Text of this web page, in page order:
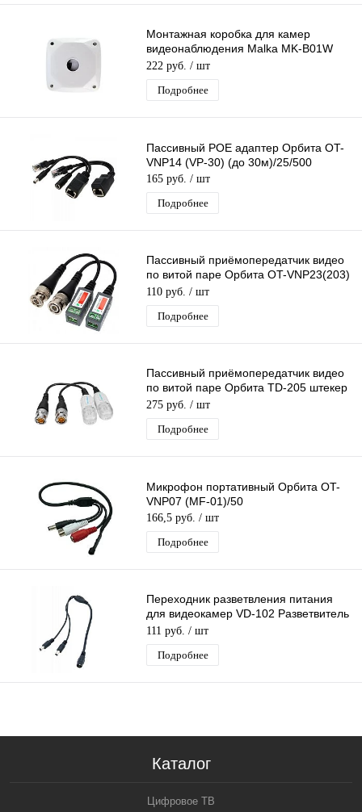
Монтажная коробка для камер
видеонаблюдения Malka MK-B01W
распределительная для монтажа
видеокамер
222 руб. / шт
Подробнее
Пассивный POE адаптер Орбита OT-
VNP14 (VP-30) (до 30м)/25/500
165 руб. / шт
Подробнее
Пассивный приёмопередатчик видео
по витой паре Орбита OT-VNP23(203)
штекер BNC - под винт до 600 м
110 руб. / шт
Подробнее
Пассивный приёмопередатчик видео
по витой паре Орбита TD-205 штекер
BNC - под push зажим до 305 м
275 руб. / шт
Подробнее
Микрофон портативный Орбита OT-
VNP07 (MF-01)/50
166,5 руб. / шт
Подробнее
Переходник разветвления питания
для видеокамер VD-102 Разветвитель
питания на 2 штекера/1000
111 руб. / шт
Подробнее
Каталог
Цифровое ТВ